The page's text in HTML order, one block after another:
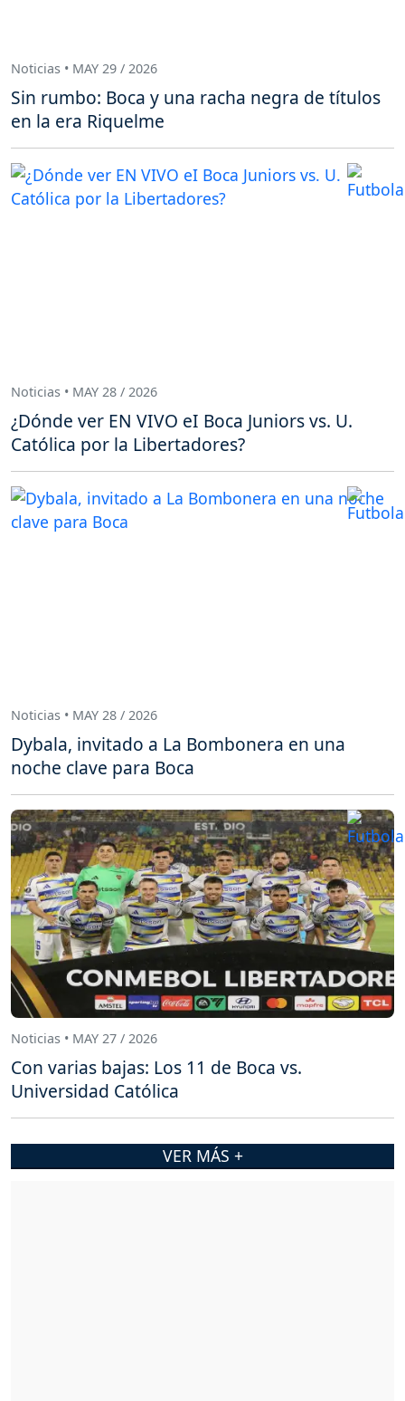
Noticias • MAY 29 / 2026
Sin rumbo: Boca y una racha negra de títulos
en la era Riquelme
Noticias • MAY 28 / 2026
¿Dónde ver EN VIVO eI Boca Juniors vs. U.
Católica por la Libertadores?
Noticias • MAY 28 / 2026
Dybala, invitado a La Bombonera en una
noche clave para Boca
Noticias • MAY 27 / 2026
Con varias bajas: Los 11 de Boca vs.
Universidad Católica
VER MÁS +